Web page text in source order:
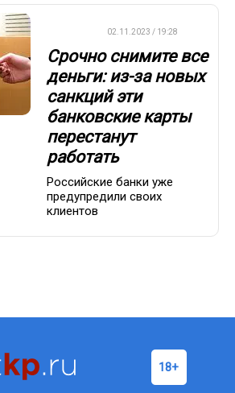
02.11.2023 / 19:28
Срочно снимите все
деньги: из-за новых
санкций эти
банковские карты
перестанут
работать
Российские банки уже
предупредили своих
клиентов